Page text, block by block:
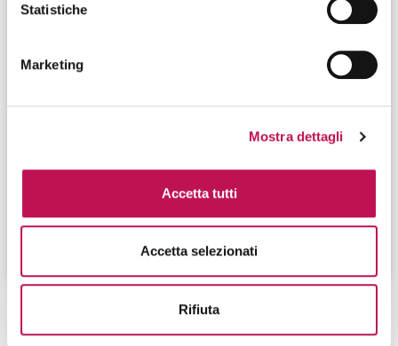
Statistiche
Marketing
Mostra dettagli
Accetta tutti
Accetta selezionati
Rifiuta
10.04.2024
Cyber Security Manager
Lottomatica
1 2